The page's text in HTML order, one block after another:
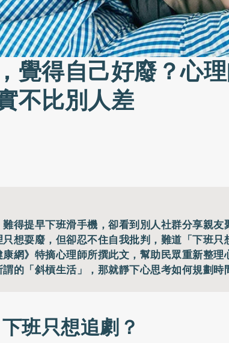
覺得自己好廢？心
不比別人差
得提早下班滑手機，卻看到別人社群分享親友
想耍廢，但卻忍不住自我批判，難道「下班只
網》特摘心理師所撰此文，幫助民眾重新整理
的「斜槓生活」，那就靜下心思考如何規劃時
班只想追劇？